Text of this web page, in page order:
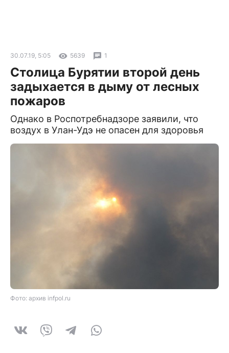
30.07.19, 5:05 5639 1
Столица Бурятии второй день
задыхается в дыму от лесных
пожаров
Однако в Роспотребнадзоре заявили, что
воздух в Улан-Удэ не опасен для здоровья
Фото: архив infpol.ru